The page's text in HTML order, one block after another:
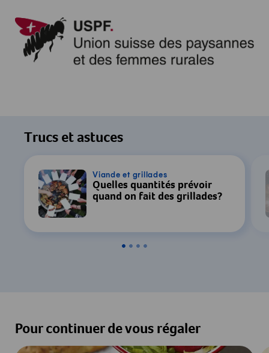
Trucs et astuces
Viande et grillades
Quelles quantités prévoir
quand on fait des grillades?
Pour continuer de vous régaler